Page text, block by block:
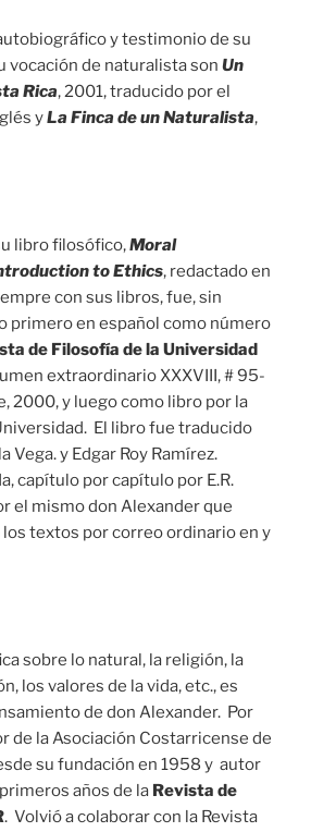
y testimonio de su
vocación de naturalista son Un
Rica, 2001, traducido por el
yLa Finca de un Naturalista,
libro filosófico,Moral
to Ethics, redactado en
con sus libros, fue, sin
primero en español como número
de Filosofía de la Universidad
extraordinario XXXVIII, # 95-
2000, y luego como libro por la
El libro fue traducido
Vega. y Edgar Roy Ramírez.
capítulo por capítulo por E.R.
el mismo don Alexander que
textos por correo ordinario en y
sobre lo natural, la religión, la
los valores de la vida, etc., es
de don Alexander. Por
de la Asociación Costarricense de
su fundación en 1958 y autor
años de la Revista de
. Volvió a colaborar con la Revista